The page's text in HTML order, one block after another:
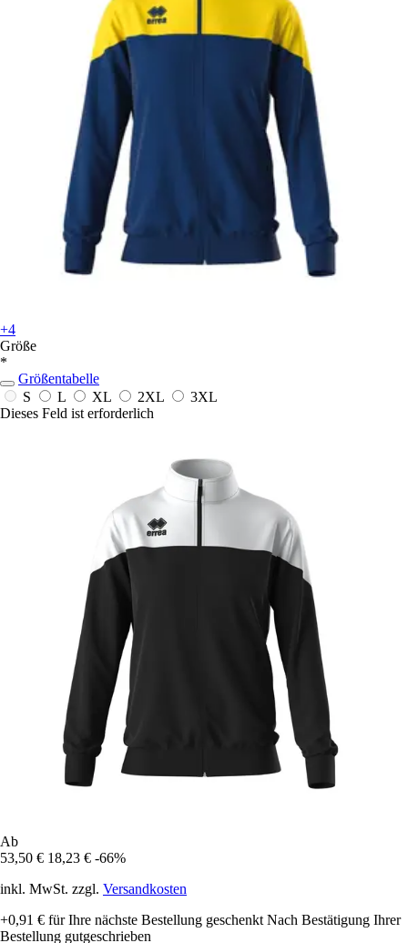
+4
Größe
*
Größentabelle
S
L XL 2XL
3XL
Dieses Feld ist erforderlich
Ab
53,50 € 18,23 € -66%
inkl. MwSt. zzgl. Versandkosten
+0,91 € für Ihre nächste Bestellung geschenkt Nach Bestätigung Ihrer
Bestellung gutgeschrieben